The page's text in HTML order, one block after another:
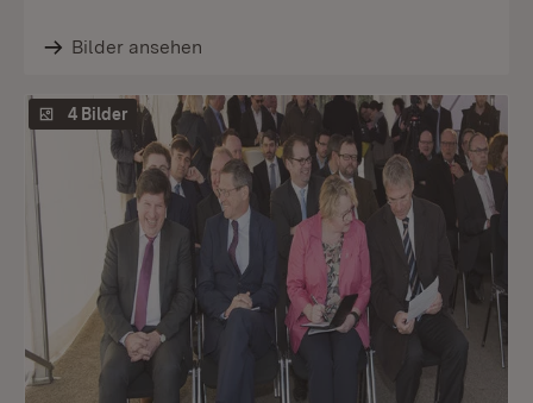
Bilder ansehen
4 Bilder